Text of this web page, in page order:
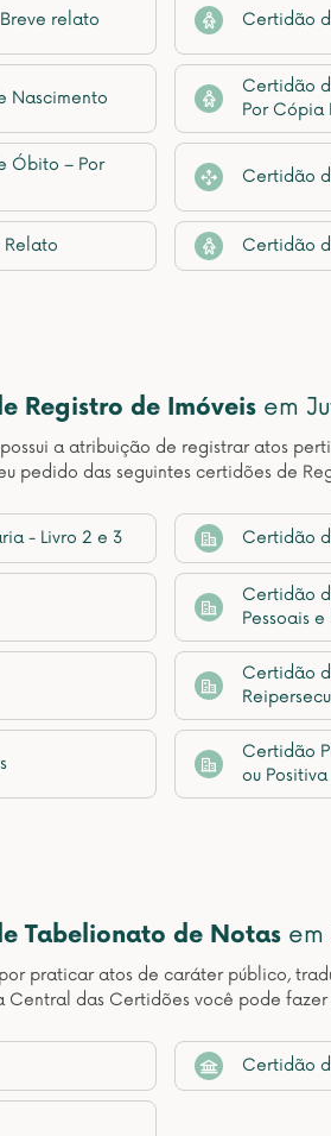
relato Certidão
Nascimento
Certidão
Por Cópia
Óbito – Por
Certidão
Certidão
Registro de Imóveis em
a atribuição de registrar atos
pedido das seguintes certidões de
- Livro 2 e 3 Certidão
Certidão
Pessoais
Certidão
Certidão
ou Positiva
Tabelionato de Notas em
praticar atos de caráter público,
das Certidões você pode
Certidão